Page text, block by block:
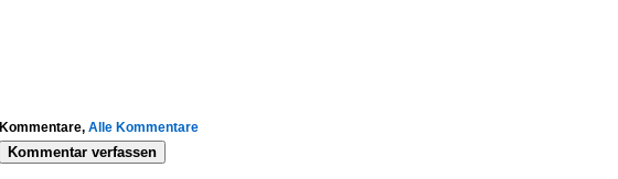
Kommentare, Alle Kommentare
Kommentar verfassen